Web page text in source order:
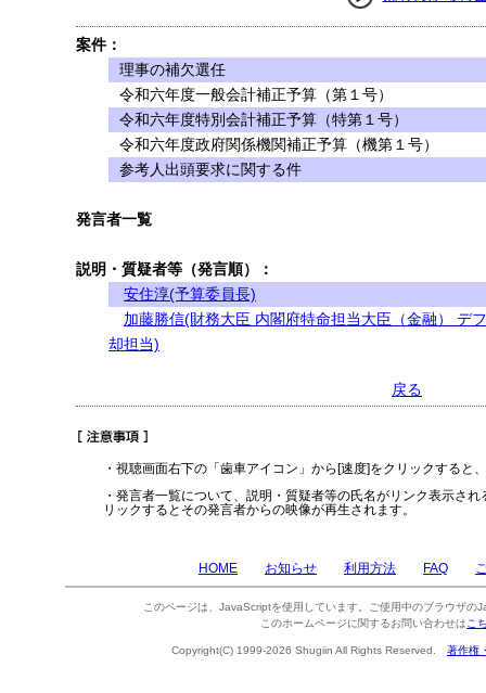
案件：
理事の補欠選任
令和六年度一般会計補正予算（第１号）
令和六年度特別会計補正予算（特第１号）
令和六年度政府関係機関補正予算（機第１号）
参考人出頭要求に関する件
発言者一覧
説明・質疑者等（発言順）：
安住淳(予算委員長)
加藤勝信(財務大臣 内閣府特命担当大臣（金融） デ
却担当)
戻る
・視聴画面右下の「歯車アイコン」から[速度]をクリックすると
・発言者一覧について、説明・質疑者等の氏名がリンク表示さ
リックするとその発言者からの映像が再生されます。
HOME お知らせ 利用方法 FAQ
このページは、JavaScriptを使用しています。ご使用中のブラウザの
このホームページに関するお問い合わせは こ
Copyright(C) 1999-2026 Shugiin All Rights Reserved. 著作権